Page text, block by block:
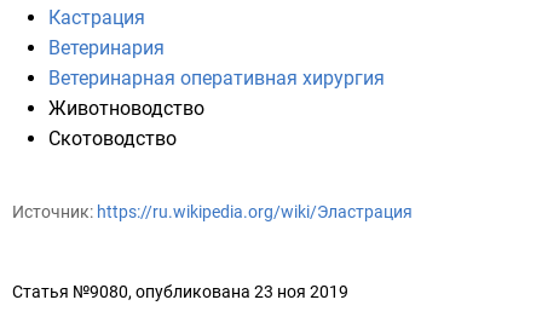
Кастрация
Ветеринария
Ветеринарная оперативная хирургия
Животноводство
Скотоводство
Источник: https://ru.wikipedia.org/wiki/Эластрация
Статья №9080, опубликована 23 ноя 2019